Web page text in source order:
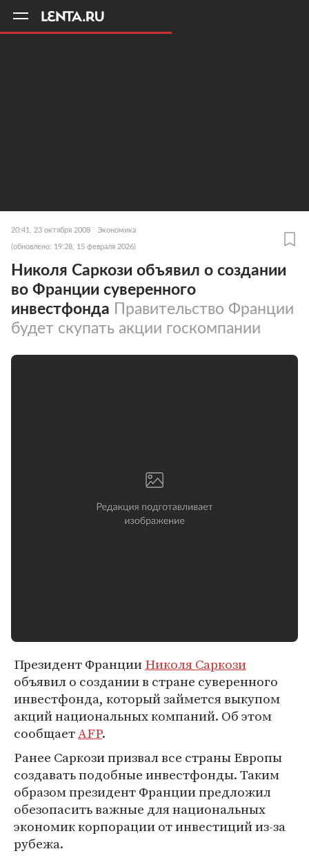
20:41, 23 октября 2008 Экономика
(обновлено: 19:28, 15 февраля 2026)
Николя Саркози объявил о создании
во Франции суверенного
инвестфонда Правительство Франции
будет скупать акции госкомпании
Президент ФранцииНиколя Саркози
объявил о создании в стране суверенного
инвестфонда, который займется выкупом
акций национальных компаний. Об этом
сообщаетAFP.
Ранее Саркози призвал все страны Европы
создавать подобные инвестфонды. Таким
образом президент Франции предложил
обезопасить важные для национальных
экономик корпорации от инвестиций из-за
рубежа.